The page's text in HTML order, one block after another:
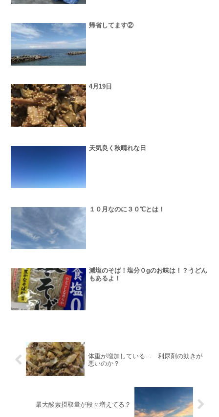
帰省してます②
4月19日
天気良く秋晴れな日
１０月なのに３０℃とは！
減塩のそば！塩分０gのお味は！？うどん
もあるよ！
体重が増加している… 利尿剤の効きが
悪いのか？
最大酸素摂取量が段々増えてる？